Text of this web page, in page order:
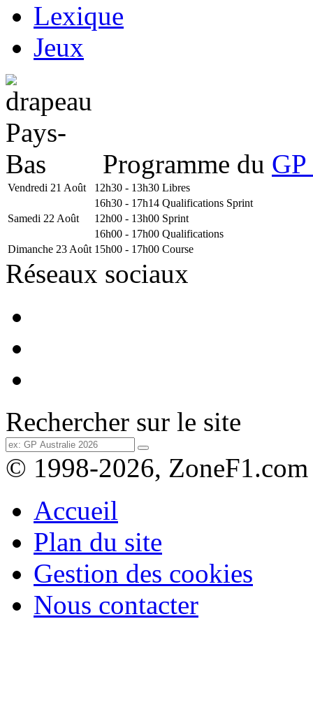
Lexique
Jeux
Programme du
Vendredi 21 Août 12h30 - 13h30 Libres
16h30 - 17h14 Qualifications Sprint
Samedi 22 Août
12h00 - 13h00 Sprint
16h00 - 17h00 Qualifications
Dimanche 23 Août 15h00 - 17h00 Course
Réseaux sociaux
Rechercher sur le site
© 1998-2026, ZoneF1.com
Accueil
Plan du site
Gestion des cookies
Nous contacter